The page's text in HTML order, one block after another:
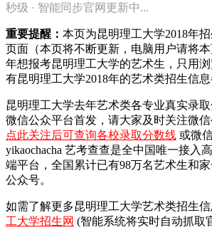
秒级 · 智能同步官网更新中...
重要提醒： 本页为昆明理工大学2018年
页面（本页将不断更新，电脑用户请将
年想报考昆明理工大学的艺术生，只用
有昆明理工大学2018年的艺术类招生信息
昆明理工大学去年艺术类各专业真实录
微信公众平台首发， 请大家及时关注微
点此关注后可查询各校录取分数线 或微
yikaochacha 艺考查查是全中国唯一接入
端平台，全国累计已有98万名艺术生和
公众号。
如需了解更多昆明理工大学艺术类招生信
工大学招生网 (智能系统将实时自动抓取